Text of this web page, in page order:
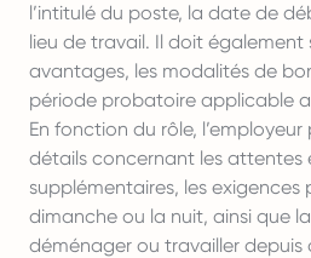
l’intitulé du poste, la date de
lieu de travail. Il doit également
avantages, les modalités de
période probatoire applicable
En fonction du rôle,
détails concernant les attentes
supplémentaires, les exigences
dimanche ou la nuit, ainsi que
déménager ou travailler depuis